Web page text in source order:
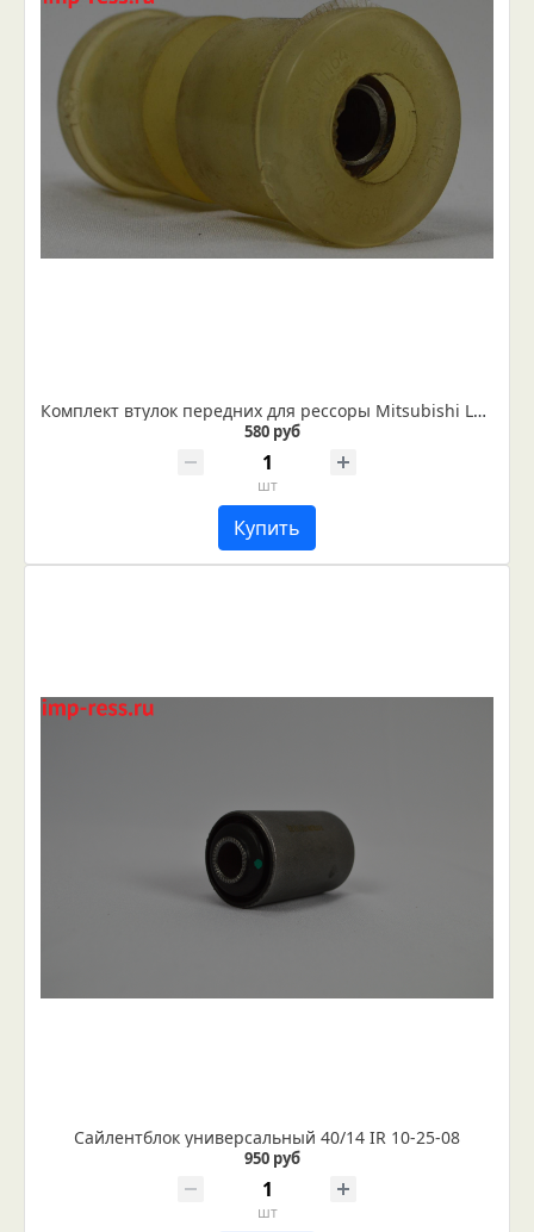
Комплект втулок передних для рессоры Мitsubishi L200 с 2015 года
580 руб
шт
Купить
Сайлентблок универсальный 40/14 IR 10-25-08
950 руб
шт